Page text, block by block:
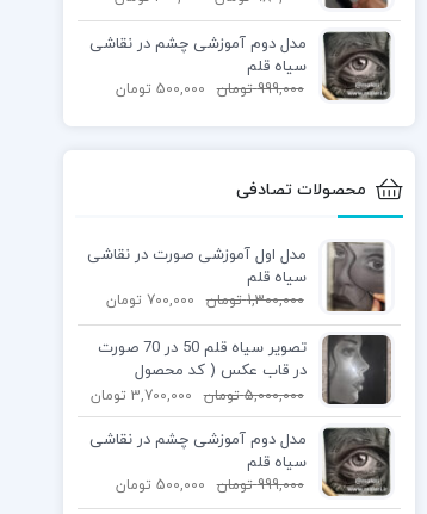
مدل دوم آموزشی چشم در نقاشی
سیاه قلم
999,000 تومان 500,000 تومان
محصولات تصادفی
مدل اول آموزشی صورت در نقاشی
سیاه قلم
1,300,000 تومان 700,000 تومان
تصویر سیاه قلم 50 در 70 صورت
در قاب عکس ( کد محصول
1404061303)
5,000,000 تومان 3,700,000 تومان
مدل دوم آموزشی چشم در نقاشی
سیاه قلم
999,000 تومان 500,000 تومان